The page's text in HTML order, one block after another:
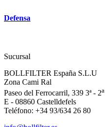
Defensa
Sucursal
BOLLFILTER España S.L.U
Zona Cami Ral
Paseo del Ferrocarril, 339 3ª - 2a
E - 08860 Castelldefels
Teléfono: +34 93/634 26 80